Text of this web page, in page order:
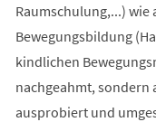
Raumschulung,...)
Bewegungsbildung
kindlichen
nachgeahmt, sondern
ausprobiert und